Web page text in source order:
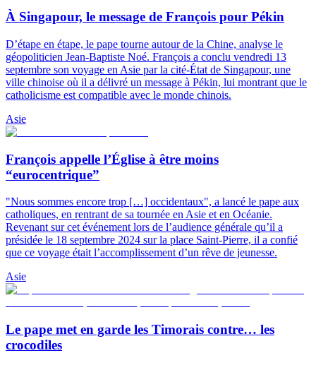
À Singapour, le message de François pour Pékin
D’étape en étape, le pape tourne autour de la Chine, analyse le
géopoliticien Jean-Baptiste Noé. François a conclu vendredi 13
septembre son voyage en Asie par la cité-État de Singapour, une
ville chinoise où il a délivré un message à Pékin, lui montrant que le
catholicisme est compatible avec le monde chinois.
Asie
François appelle l’Église à être moins
“eurocentrique”
"Nous sommes encore trop […] occidentaux", a lancé le pape aux
catholiques, en rentrant de sa tournée en Asie et en Océanie.
Revenant sur cet événement lors de l’audience générale qu’il a
présidée le 18 septembre 2024 sur la place Saint-Pierre, il a confié
que ce voyage était l’accomplissement d’un rêve de jeunesse.
Asie
Le pape met en garde les Timorais contre… les
crocodiles